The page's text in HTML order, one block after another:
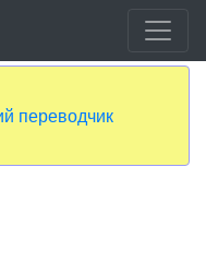
переводчик